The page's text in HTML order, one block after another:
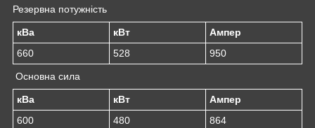
Резервна потужність
кВа кВт
Ампер
660
528 950
Основна сила
кВа кВт
Ампер
600
480 864